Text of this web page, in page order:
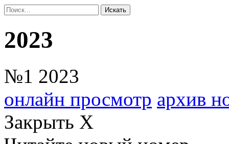
2023
№1 2023
онлайн просмотр архив
Закрыть X